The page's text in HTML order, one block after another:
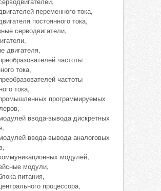
переменного тока,
постоянного тока,
серводвигатели,
двигателя,
частоты
тока,
частоты
тока,
программируемых
ввода-вывода дискретных
ввода-вывода аналоговых
модулей,
модули,
питания,
процессора,